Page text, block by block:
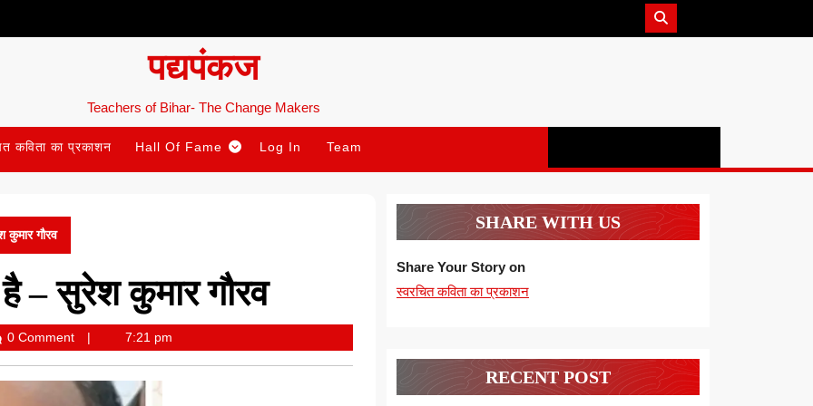
पद्यपंकज
Teachers of Bihar- The Change Makers
कविता का प्रकाशन Hall Of Fame Log In Team
कुमार गौरव
है – सुरेश कुमार गौरव
0 Comment 7:21 pm
SHARE WITH US
Share Your Story on
स्वरचित कविता का प्रकाशन
RECENT POST